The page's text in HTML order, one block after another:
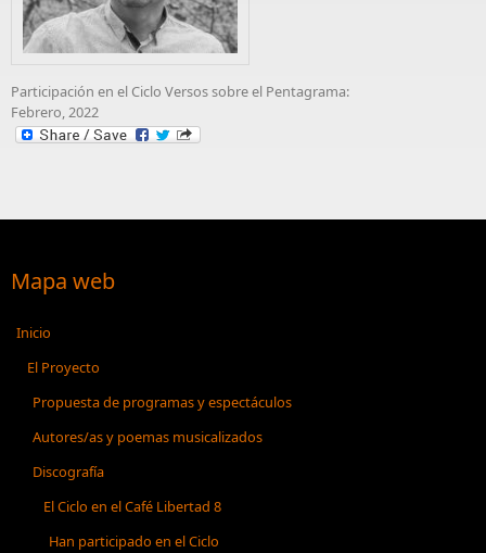
Participación en el Ciclo Versos sobre el Pentagrama:
Febrero, 2022
Mapa web
Inicio
El Proyecto
Propuesta de programas y espectáculos
Autores/as y poemas musicalizados
Discografía
El Ciclo en el Café Libertad 8
Han participado en el Ciclo